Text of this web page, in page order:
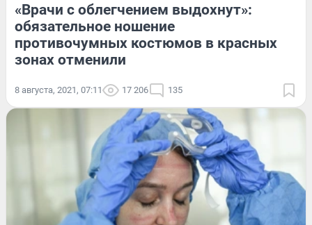
«Врачи с облегчением выдохнут»:
обязательное ношение
противочумных костюмов в красных
зонах отменили
8 августа, 2021, 07:11 17 206 135